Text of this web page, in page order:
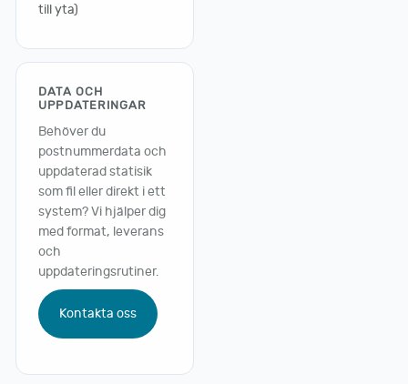
till yta)
DATA OCH
UPPDATERINGAR
Behöver du
postnummerdata och
uppdaterad statisik
som fil eller direkt i ett
system? Vi hjälper dig
med format, leverans
och
uppdateringsrutiner.
Kontakta oss